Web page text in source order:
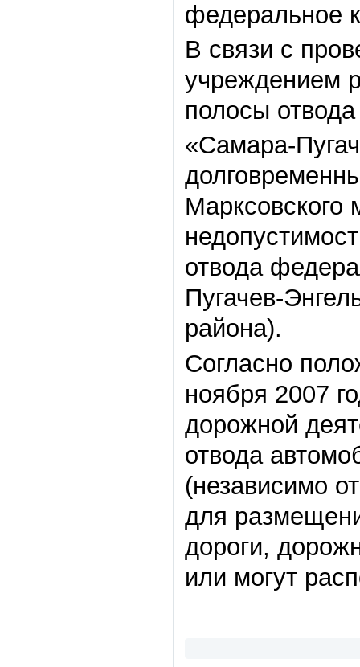
федеральное
В связи с
учреждением
полосы
«Самара-
Марксовского
отвода
Пугачев-
района).
Согласно
ноября 2007
дорожной
отвода
(независимо
для
дороги,
или могут